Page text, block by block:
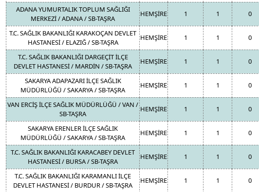
ADANA YUMURTALIK TOPLUM SAĞLIĞI
MERKEZİ / ADANA / SB-TAŞRA
HEMŞİRE 1 1 0
T.C. SAĞLIK BAKANLIĞI KARAKOÇAN DEVLET
HASTANESİ / ELAZIĞ / SB-TAŞRA
HEMŞİRE 1 1 0
T.C. SAĞLIK BAKANLIĞI DARGEÇİT İLÇE
DEVLET HASTANESİ / MARDİN / SB-TAŞRA
HEMŞİRE 1 1 0
SAKARYA ADAPAZARI İLÇE SAĞLIK
MÜDÜRLÜĞÜ / SAKARYA / SB-TAŞRA
HEMŞİRE 1 1 0
VAN ERCİŞ İLÇE SAĞLIK MÜDÜRLÜĞÜ / VAN /
SB-TAŞRA
HEMŞİRE 1 1 0
SAKARYA ERENLER İLÇE SAĞLIK
MÜDÜRLÜĞÜ / SAKARYA / SB-TAŞRA
HEMŞİRE 1 1 0
T.C. SAĞLIK BAKANLIĞI KARACABEY DEVLET
HASTANESİ / BURSA / SB-TAŞRA
HEMŞİRE 1 1 0
T.C. SAĞLIK BAKANLIĞI KARAMANLI İLÇE
DEVLET HASTANESİ / BURDUR / SB-TAŞRA
HEMŞİRE 1 1 0